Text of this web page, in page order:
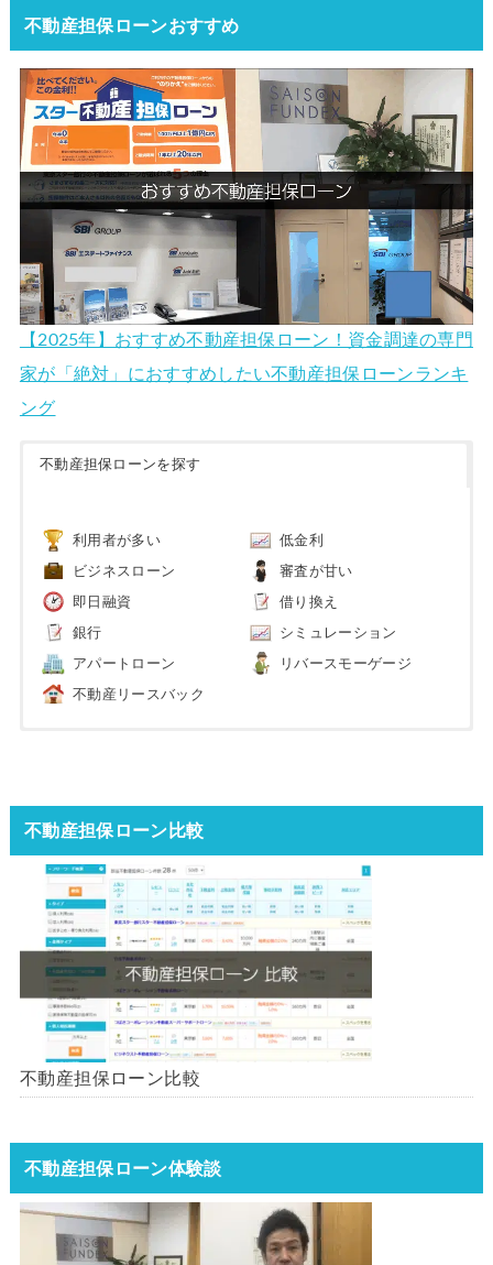
不動産担保ローンおすすめ
【2025年】おすすめ不動産担保ローン！資金調達の専門
家が「絶対」におすすめしたい不動産担保ローンランキ
ング
不動産担保ローンを探す
利用者が多い 低金利
ビジネスローン 審査が甘い
即日融資 借り換え
銀行 シミュレーション
アパートローン リバースモーゲージ
不動産リースバック
不動産担保ローン比較
不動産担保ローン比較
不動産担保ローン体験談